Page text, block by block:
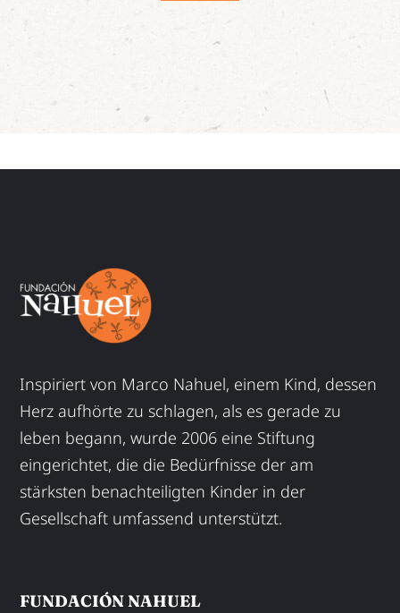
Inspiriert von Marco Nahuel, einem Kind, dessen
Herz aufhörte zu schlagen, als es gerade zu
leben begann, wurde 2006 eine Stiftung
eingerichtet, die die Bedürfnisse der am
stärksten benachteiligten Kinder in der
Gesellschaft umfassend unterstützt.
FUNDACIÓN NAHUEL